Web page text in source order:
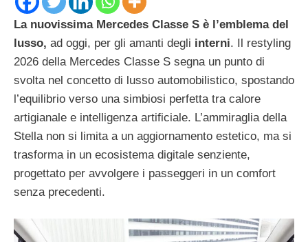
La nuovissima Mercedes Classe S è l’emblema del
lusso, ad oggi, per gli amanti degli interni. Il restyling
2026 della Mercedes Classe S segna un punto di
svolta nel concetto di lusso automobilistico, spostando
l’equilibrio verso una simbiosi perfetta tra calore
artigianale e intelligenza artificiale. L’ammiraglia della
Stella non si limita a un aggiornamento estetico, ma si
trasforma in un ecosistema digitale senziente,
progettato per avvolgere i passeggeri in un comfort
senza precedenti.